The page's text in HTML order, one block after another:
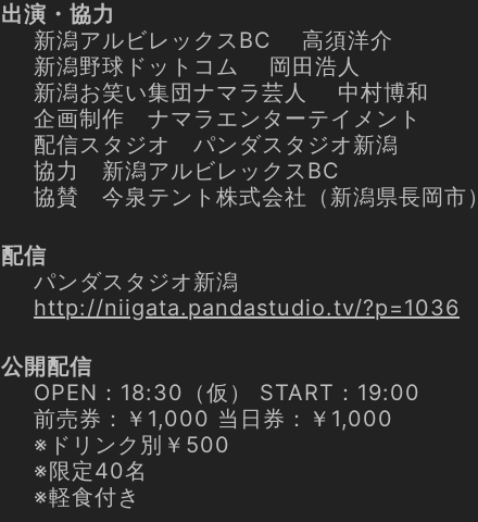
出演・協力
新潟アルビレックスBC 高須洋介
新潟野球ドットコム 岡田浩人
新潟お笑い集団ナマラ芸人 中村博和
企画制作 ナマラエンターテイメント
配信スタジオ パンダスタジオ新潟
協力 新潟アルビレックスBC
協賛 今泉テント株式会社（新潟県長岡市）
配信
パンダスタジオ新潟
http://niigata.pandastudio.tv/?p=1036
公開配信
OPEN：18:30（仮） START：19:00
前売券：￥1,000 当日券：￥1,000
※ドリンク別￥500
※限定40名
※軽食付き